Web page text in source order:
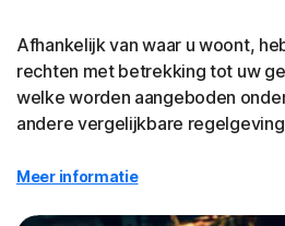
Afhankelijk van waar u woont,
rechten met betrekking tot uw
welke worden aangeboden
andere vergelijkbare
Meer informatie